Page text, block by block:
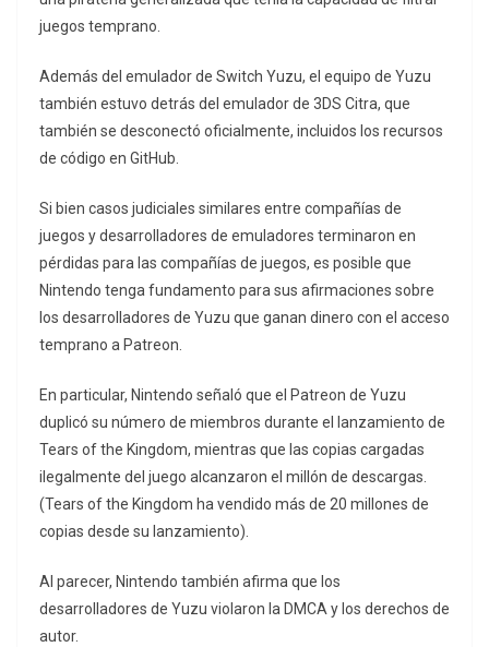
juegos temprano.
Además del emulador de Switch Yuzu, el equipo de Yuzu
también estuvo detrás del emulador de 3DS Citra, que
también se desconectó oficialmente, incluidos los recursos
de código en GitHub.
Si bien casos judiciales similares entre compañías de
juegos y desarrolladores de emuladores terminaron en
pérdidas para las compañías de juegos, es posible que
Nintendo tenga fundamento para sus afirmaciones sobre
los desarrolladores de Yuzu que ganan dinero con el acceso
temprano a Patreon.
En particular, Nintendo señaló que el Patreon de Yuzu
duplicó su número de miembros durante el lanzamiento de
Tears of the Kingdom, mientras que las copias cargadas
ilegalmente del juego alcanzaron el millón de descargas.
(Tears of the Kingdom ha vendido más de 20 millones de
copias desde su lanzamiento).
Al parecer, Nintendo también afirma que los
desarrolladores de Yuzu violaron la DMCA y los derechos de
autor.